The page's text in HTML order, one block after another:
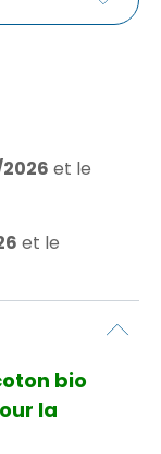
et le
et le
bio
la